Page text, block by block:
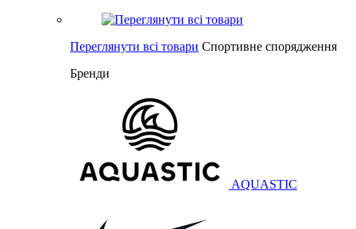
Переглянути всі товари Спортивне спорядження
Бренди
AQUASTIC